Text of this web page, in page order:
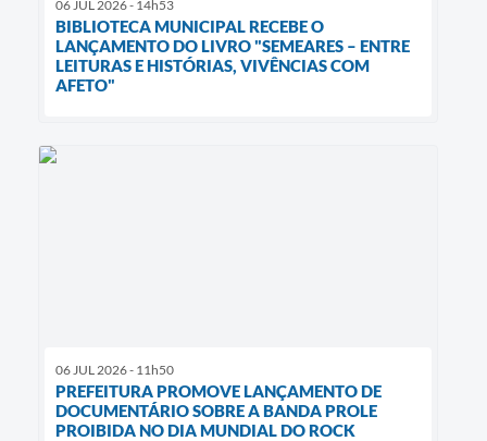
06 JUL 2026 - 14h53
BIBLIOTECA MUNICIPAL RECEBE O
LANÇAMENTO DO LIVRO "SEMEARES – ENTRE
LEITURAS E HISTÓRIAS, VIVÊNCIAS COM
AFETO"
06 JUL 2026 - 11h50
PREFEITURA PROMOVE LANÇAMENTO DE
DOCUMENTÁRIO SOBRE A BANDA PROLE
PROIBIDA NO DIA MUNDIAL DO ROCK